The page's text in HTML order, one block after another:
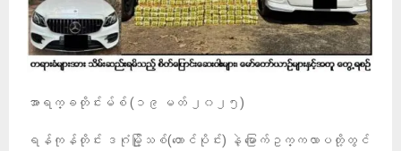
အာရက္ခတိုင်းမ်စ် (၁၉ မတ် ၂၀၂၅)
ရန်ကုန်တိုင်း ဒဂုံမြို့သစ်(တောင်ပိုင်း) နဲ့ မြောက်ဥက္ကလာပတို့တွင်